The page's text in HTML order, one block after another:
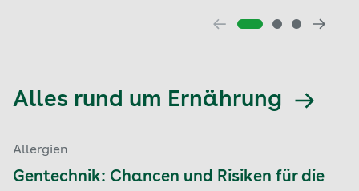
Alles rund um Ernährung
Allergien
Gentechnik: Chancen und Risiken für die